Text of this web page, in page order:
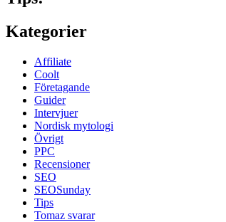
Kategorier
Affiliate
Coolt
Företagande
Guider
Intervjuer
Nordisk mytologi
Övrigt
PPC
Recensioner
SEO
SEOSunday
Tips
Tomaz svarar